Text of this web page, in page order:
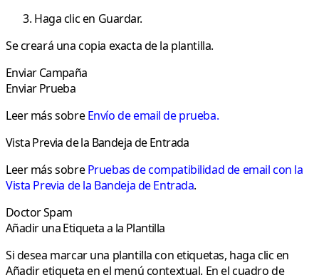
Haga clic en Guardar.
Se creará una copia exacta de la plantilla.
Enviar Campaña
Enviar Prueba
Leer más sobreEnvío de email de prueba.
Vista Previa de la Bandeja de Entrada
Leer más sobrePruebas de compatibilidad de email con la
Vista Previa de la Bandeja de Entrada.
Doctor Spam
Añadir una Etiqueta a la Plantilla
Si desea marcar una plantilla con etiquetas, haga clic en
Añadir etiquetaen el menú contextual. En el cuadro de